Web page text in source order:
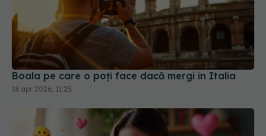
Boala pe care o poți face dacă mergi în Italia
18 apr 2026, 11:25